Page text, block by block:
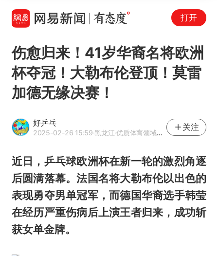
打开
伤愈归来！41岁华裔名将欧洲
杯夺冠！大勒布伦登顶！莫雷
加德无缘决赛！
好乒乓
2025-02-26 15:59·黑龙江·优质体育领域创作者
关注
近日，乒乓球欧洲杯在新一轮的激烈角逐
后圆满落幕。法国名将大勒布伦以出色的
表现勇夺男单冠军，而德国华裔选手韩莹
在经历严重伤病后上演王者归来，成功斩
获女单金牌。